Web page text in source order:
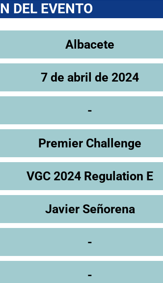
DEL EVENTO
Albacete
7 de abril de 2024
-
Premier Challenge
VGC 2024 Regulation E
Javier Señorena
-
-